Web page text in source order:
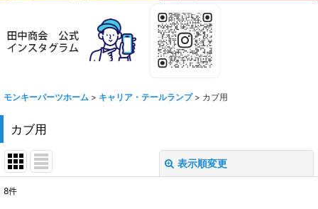
モンキーパーツホーム > キャリア・テールランプ > カブ用
カブ用
表示順変更
8件